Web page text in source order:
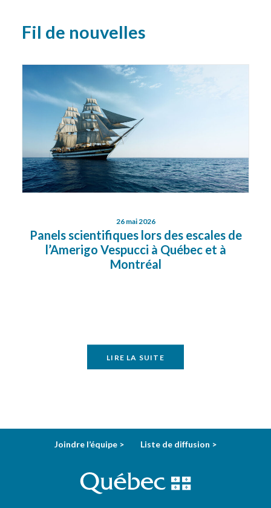
Fil de nouvelles
26 mai 2026
Panels scientifiques lors des escales de
l’Amerigo Vespucci à Québec et à
Montréal
LIRE LA SUITE
Joindre l’équipe > Liste de diffusion >